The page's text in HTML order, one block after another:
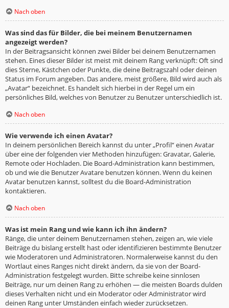
Nach oben
Was sind das für Bilder, die bei meinem Benutzernamen
angezeigt werden?
In der Beitragsansicht können zwei Bilder bei deinem Benutzernamen
stehen. Eines dieser Bilder ist meist mit deinem Rang verknüpft: Oft sind
dies Sterne, Kästchen oder Punkte, die deine Beitragszahl oder deinen
Status im Forum angeben. Das andere, meist größere, Bild wird auch als
„Avatar“ bezeichnet. Es handelt sich hierbei in der Regel um ein
persönliches Bild, welches von Benutzer zu Benutzer unterschiedlich ist.
Nach oben
Wie verwende ich einen Avatar?
In deinem persönlichen Bereich kannst du unter „Profil“ einen Avatar
über eine der folgenden vier Methoden hinzufügen: Gravatar, Galerie,
Remote oder Hochladen. Die Board-Administration kann bestimmen,
ob und wie die Benutzer Avatare benutzen können. Wenn du keinen
Avatar benutzen kannst, solltest du die Board-Administration
kontaktieren.
Nach oben
Was ist mein Rang und wie kann ich ihn ändern?
Ränge, die unter deinem Benutzernamen stehen, zeigen an, wie viele
Beiträge du bislang erstellt hast oder identifizieren bestimmte Benutzer
wie Moderatoren und Administratoren. Normalerweise kannst du den
Wortlaut eines Ranges nicht direkt ändern, da sie von der Board-
Administration festgelegt wurden. Bitte schreibe keine sinnlosen
Beiträge, nur um deinen Rang zu erhöhen — die meisten Boards dulden
dieses Verhalten nicht und ein Moderator oder Administrator wird
deinen Rang unter Umständen einfach wieder zurücksetzen.